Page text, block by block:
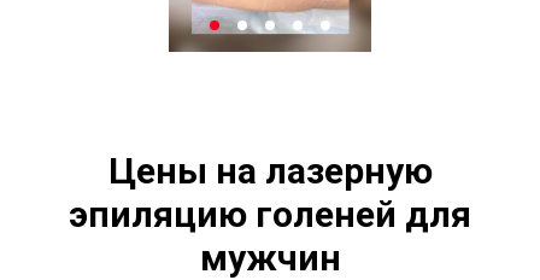
Цены на лазерную
эпиляцию голеней для
мужчин